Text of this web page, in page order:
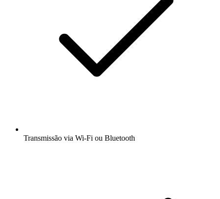
Transmissão via Wi-Fi ou Bluetooth